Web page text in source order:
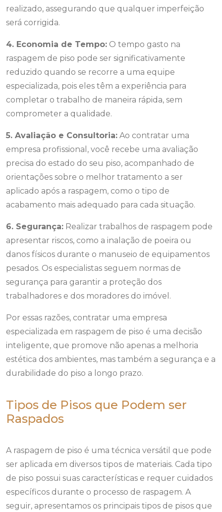
realizado, assegurando que qualquer imperfeição
será corrigida.
4. Economia de Tempo: O tempo gasto na
raspagem de piso pode ser significativamente
reduzido quando se recorre a uma equipe
especializada, pois eles têm a experiência para
completar o trabalho de maneira rápida, sem
comprometer a qualidade.
5. Avaliação e Consultoria: Ao contratar uma
empresa profissional, você recebe uma avaliação
precisa do estado do seu piso, acompanhado de
orientações sobre o melhor tratamento a ser
aplicado após a raspagem, como o tipo de
acabamento mais adequado para cada situação.
6. Segurança: Realizar trabalhos de raspagem pode
apresentar riscos, como a inalação de poeira ou
danos físicos durante o manuseio de equipamentos
pesados. Os especialistas seguem normas de
segurança para garantir a proteção dos
trabalhadores e dos moradores do imóvel.
Por essas razões, contratar uma empresa
especializada em raspagem de piso é uma decisão
inteligente, que promove não apenas a melhoria
estética dos ambientes, mas também a segurança e a
durabilidade do piso a longo prazo.
Tipos de Pisos que Podem ser
Raspados
A raspagem de piso é uma técnica versátil que pode
ser aplicada em diversos tipos de materiais. Cada tipo
de piso possui suas características e requer cuidados
específicos durante o processo de raspagem. A
seguir, apresentamos os principais tipos de pisos que